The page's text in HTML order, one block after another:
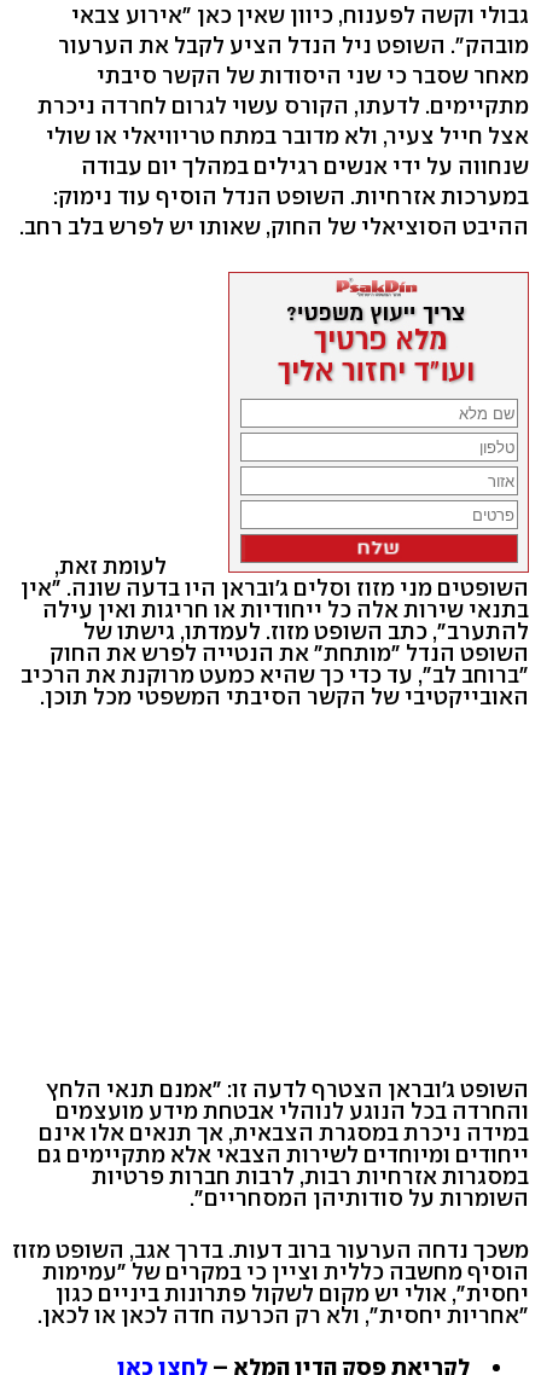
גבולי וקשה לפענוח, כיוון שאין כאן "אירוע צבאי
מובהק". השופט ניל הנדל הציע לקבל את הערעור
מאחר שסבר כי שני היסודות של הקשר סיבתי
מתקיימים. לדעתו, הקורס עשוי לגרום לחרדה ניכרת
אצל חייל צעיר, ולא מדובר במתח טריוויאלי או שולי
שנחווה על ידי אנשים רגילים במהלך יום עבודה
במערכות אזרחיות. השופט הנדל הוסיף עוד נימוק:
ההיבט הסוציאלי של החוק, שאותו יש לפרש בלב רחב.
לעומת זאת,
השופטים מני מזוז וסלים ג'ובראן היו בדעה שונה. "אין
בתנאי שירות אלה כל ייחודיות או חריגות ואין עילה
להתערב", כתב השופט מזוז. לעמדתו, גישתו של
השופט הנדל "מותחת" את הנטייה לפרש את החוק
"ברוחב לב", עד כדי כך שהיא כמעט מרוקנת את הרכיב
האובייקטיבי של הקשר הסיבתי המשפטי מכל תוכן.
השופט ג'ובראן הצטרף לדעה זו: "אמנם תנאי הלחץ
והחרדה בכל הנוגע לנוהלי אבטחת מידע מועצמים
במידה ניכרת במסגרת הצבאית, אך תנאים אלו אינם
ייחודים ומיוחדים לשירות הצבאי אלא מתקיימים גם
במסגרות אזרחיות רבות, לרבות חברות פרטיות
השומרות על סודותיהן המסחריים".
משכך נדחה הערעור ברוב דעות. בדרך אגב, השופט מזוז
הוסיף מחשבה כללית וציין כי במקרים של "עמימות
יחסית", אולי יש מקום לשקול פתרונות ביניים כגון
"אחריות יחסית", ולא רק הכרעה חדה לכאן או לכאן.
לקריאת פסק הדין המלא –לחצו כאן